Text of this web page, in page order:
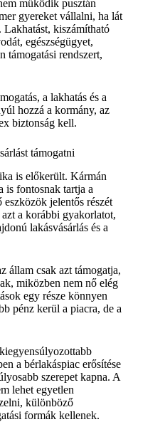
működik pusztán
gyereket vállalni, ha lát
kiszámítható
egészségügyet,
támogatási rendszert,
a lakhatás és a
hozzá a kormány, az
biztonság kell.
támogatni
is előkerült. Kármán
is fontosnak tartja a
eszközök jelentős részét
a korábbi gyakorlatot,
lakásvásárlás és a
állam csak azt támogatja,
miközben nem nő elég
egy része könnyen
pénz kerül a piacra, de a
a bérlakáspiac erősítése
szerepet kapna. A
lehet egyetlen
különböző
formák kellenek.